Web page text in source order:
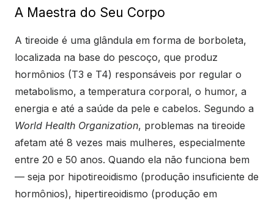
A Maestra do Seu Corpo
A tireoide é uma glândula em forma de borboleta,
localizada na base do pescoço, que produz
hormônios (T3 e T4) responsáveis por regular o
metabolismo, a temperatura corporal, o humor, a
energia e até a saúde da pele e cabelos. Segundo a
World Health Organization, problemas na tireoide
afetam até 8 vezes mais mulheres, especialmente
entre 20 e 50 anos. Quando ela não funciona bem
— seja por hipotireoidismo (produção insuficiente de
hormônios), hipertireoidismo (produção em